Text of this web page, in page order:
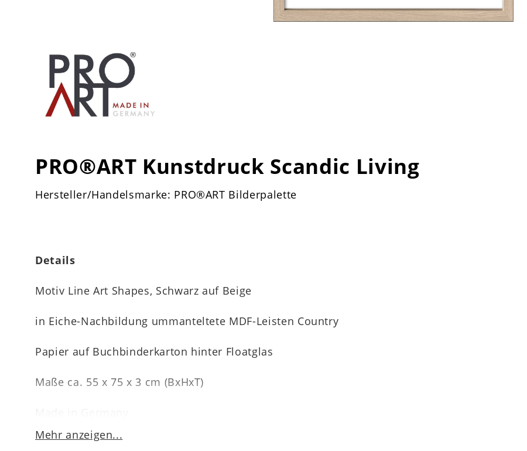
PRO®ART Kunstdruck Scandic Living
Hersteller/Handelsmarke: PRO®ART Bilderpalette
Details
Motiv Line Art Shapes, Schwarz auf Beige
in Eiche-Nachbildung ummanteltete MDF-Leisten Country
Papier auf Buchbinderkarton hinter Floatglas
Maße ca. 55 x 75 x 3 cm (BxHxT)
Kunstdruck-Serie
Mehr anzeigen...